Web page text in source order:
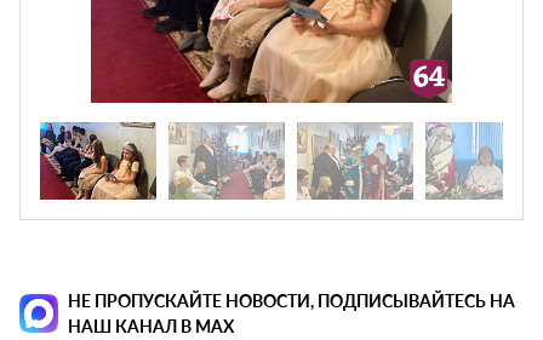
НЕ ПРОПУСКАЙТЕ НОВОСТИ, ПОДПИСЫВАЙТЕСЬ НА
НАШ КАНАЛ В MAX